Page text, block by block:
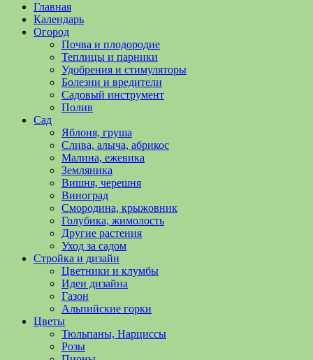
Садоводство
Огородничество
Садоводство
огородничество
полезные
уходу
овощами,
растениями
Поможем
обустройстве
выращивании
Главная
Календарь
Огород
Почва и плодородие
Теплицы и парники
Удобрения и стимуляторы
Болезни и вредители
Садовый инструмент
Полив
Сад
Яблоня, груша
Слива, алыча, абрикос
Малина, ежевика
Земляника
Вишня, черешня
Виноград
Смородина, крыжовник
Голубика, жимолость
Другие растения
Уход за садом
Стройка и дизайн
Цветники и клумбы
Идеи дизайна
Газон
Альпийские горки
Цветы
Тюльпаны, Нарциссы
Розы